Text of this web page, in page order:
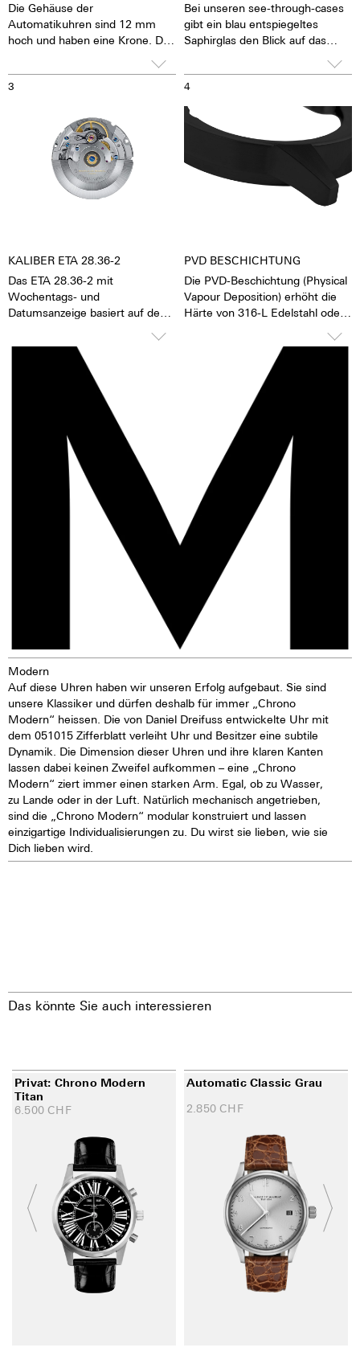
Die Gehäuse der
Automatikuhren sind 12 mm
hoch und haben eine Krone. Die
präzise drehen, damit das
Stellen der Uhr mit großer
Wasserdichtigkeit beträgt 10
ATM. Das bedeutet, die Uhren
können z.B. beim
Händewaschen, bei Regen,
beim Abwaschen und Duschen,
beim Autowaschen, beim
Bei unseren see-through-cases
gibt ein blau entspiegeltes
Saphirglas den Blick auf das
das Gefühl, die Seele des
mechanischen
Automatikwerkes sehen und
fühlen zu können Die Uhr lebt.
Zusammen mit einem
Uhr zu einem hochemotionalen
Geschenk. Auch an sich selbst.
3
KALIBER ETA 28.36-2
Das ETA 28.36-2 mit
Wochentags- und
Datumsanzeige basiert auf dem
28.24, dem Arbeitstier mit
extrem hoher Zuverlässigkeit
und sehr langer Lebensdauer.
Zentralsekunde
Automatischer Aufzug mit
Datum, Korrektor
Rückersystem ETACHRON und
28.800 Halbschwingungen pro
4
PVD BESCHICHTUNG
Die PVD-Beschichtung (Physical
Vapour Deposition) erhöht die
Härte von 316-L Edelstahl oder
besonders glatt und die
Oberflächenstruktur bleibt
länger erhalten. Bei der
Bedampfung des Materials
werden Ionen-Teilchen des
Ursprungsmaterials durch
„andersfarbige“ ersetzt. Es
entsteht eine schöne tiefe
Schwärze.
Modern
Auf diese Uhren haben wir unseren Erfolg aufgebaut. Sie sind
unsere Klassiker und dürfen deshalb für immer „Chrono
Modern“ heissen. Die von Daniel Dreifuss entwickelte Uhr mit
dem 051015 Zifferblatt verleiht Uhr und Besitzer eine subtile
Dynamik. Die Dimension dieser Uhren und ihre klaren Kanten
lassen dabei keinen Zweifel aufkommen – eine „Chrono
Modern“ ziert immer einen starken Arm. Egal, ob zu Wasser,
zu Lande oder in der Luft. Natürlich mechanisch angetrieben,
sind die „Chrono Modern“ modular konstruiert und lassen
einzigartige Individualisierungen zu. Du wirst sie lieben, wie sie
Dich lieben wird.
Das könnte Sie auch interessieren
Privat: Chrono Modern
Titan
6.500 CHF
Automatic Classic Grau
2.850 CHF